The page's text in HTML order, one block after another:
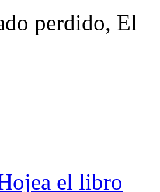
perdido, El
el libro